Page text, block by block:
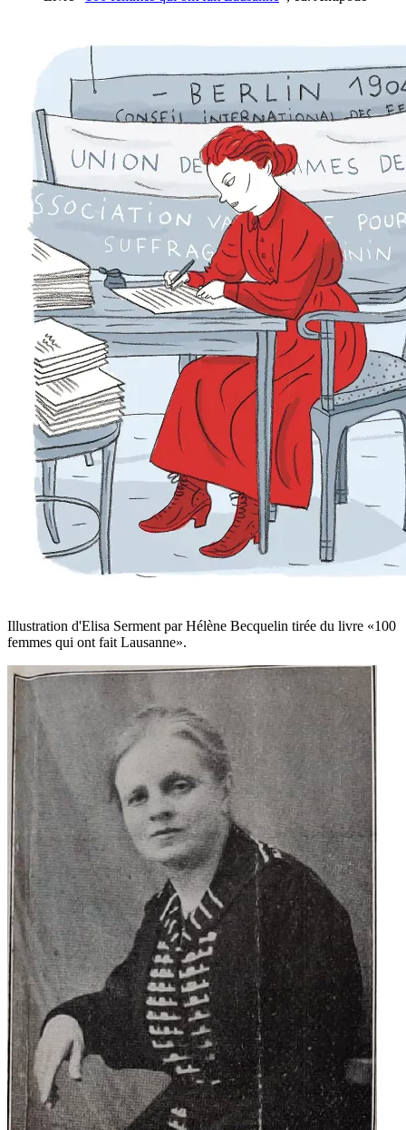
Illustration d'Elisa Serment par Hélène Becquelin tirée du livre «100
femmes qui ont fait Lausanne».